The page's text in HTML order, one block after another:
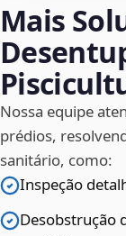
Mais
Nossa equipe
prédios,
sanitário, como:
Inspeção
Desobstrução